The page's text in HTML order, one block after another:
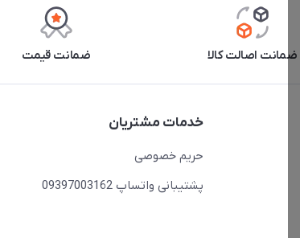
ضمانت اصالت کالا ضمانت قیمت
خدمات مشتریان
حریم خصوصی
پشتیبانی واتساپ 09397003162